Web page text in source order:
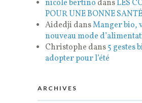
nicole bertino dansLES
POUR UNE BONNE SANTÉ
Aidedji dansManger bio,
nouveau mode
Christophe dans5 gestes
adopter pour l’été
ARCHIVES